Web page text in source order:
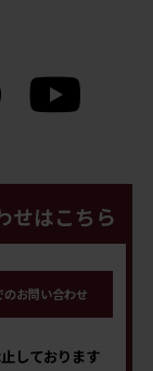
せはこちら
のお問い合わせ
しております